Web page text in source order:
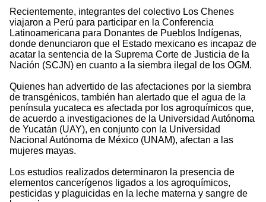
Recientemente, integrantes del colectivo Los Chenes
viajaron a Perú para participar en la Conferencia
Latinoamericana para Donantes de Pueblos Indígenas,
donde denunciaron que el Estado mexicano es incapaz de
acatar la sentencia de la Suprema Corte de Justicia de la
Nación (SCJN) en cuanto a la siembra ilegal de los OGM.
Quienes han advertido de las afectaciones por la siembra
de transgénicos, también han alertado que el agua de la
península yucateca es afectada por los agroquímicos que,
de acuerdo a investigaciones de la Universidad Autónoma
de Yucatán (UAY), en conjunto con la Universidad
Nacional Autónoma de México (UNAM), afectan a las
mujeres mayas.
Los estudios realizados determinaron la presencia de
elementos cancerígenos ligados a los agroquímicos,
pesticidas y plaguicidas en la leche materna y sangre de